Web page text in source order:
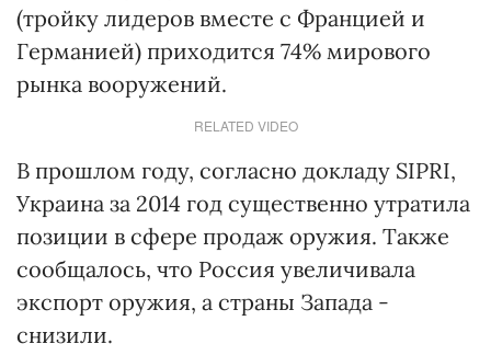
(тройку лидеров вместе с Францией и
Германией) приходится 74% мирового
рынка вооружений.
RELATED VIDEO
В прошлом году, согласно докладу SIPRI,
Украина за 2014 год существенно утратила
позиции в сфере продаж оружия. Также
сообщалось, что Россия увеличивала
экспорт оружия, а страны Запада -
снизили.